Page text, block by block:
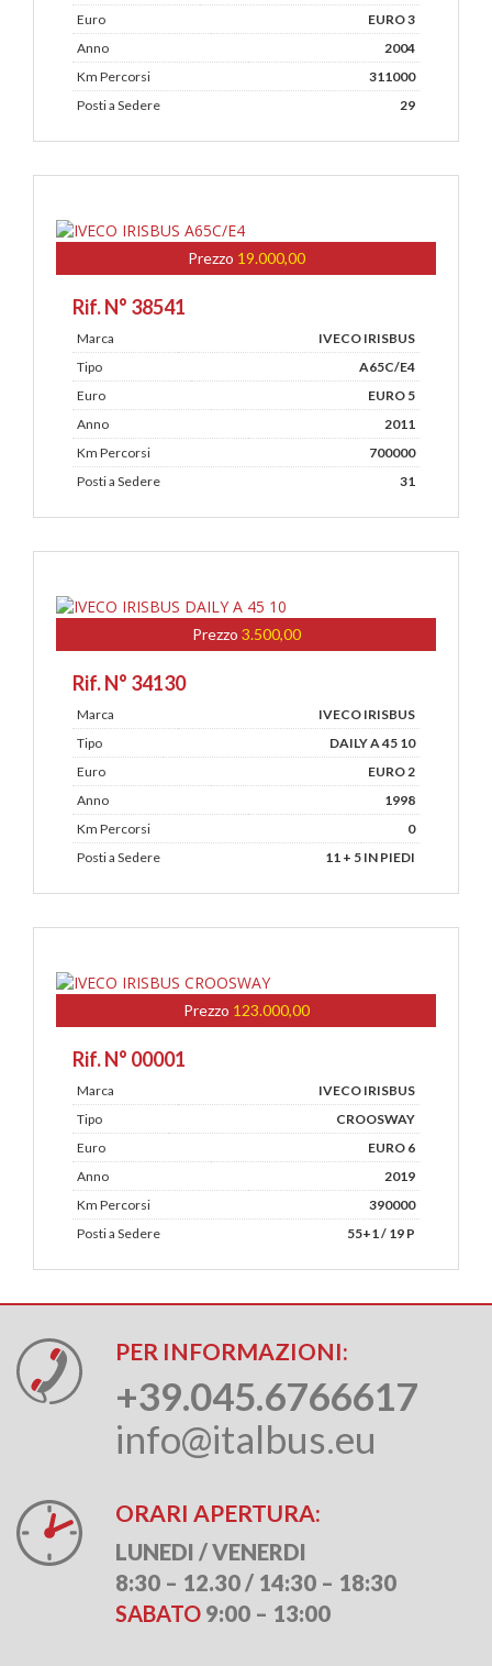
Euro
EURO 3
Anno
2004
Km Percorsi
311000
Posti a Sedere
29
Prezzo 19.000,00
Rif. N° 38541
Marca
IVECO IRISBUS
Tipo
A65C/E4
Euro
EURO 5
Anno
2011
Km Percorsi
700000
Posti a Sedere
31
Prezzo 3.500,00
Rif. N° 34130
Marca
IVECO IRISBUS
Tipo
DAILY A 45 10
Euro
EURO 2
Anno
1998
Km Percorsi
0
Posti a Sedere
11 + 5 IN PIEDI
Prezzo 123.000,00
Rif. N° 00001
Marca
IVECO IRISBUS
Tipo
CROOSWAY
Euro
EURO 6
Anno
2019
Km Percorsi
390000
Posti a Sedere
55+1 / 19 P
PER INFORMAZIONI:
+39.045.6766617
info@italbus.eu
ORARI APERTURA:
LUNEDI / VENERDI
8:30 – 12.30 / 14:30 – 18:30
SABATO 9:00 – 13:00